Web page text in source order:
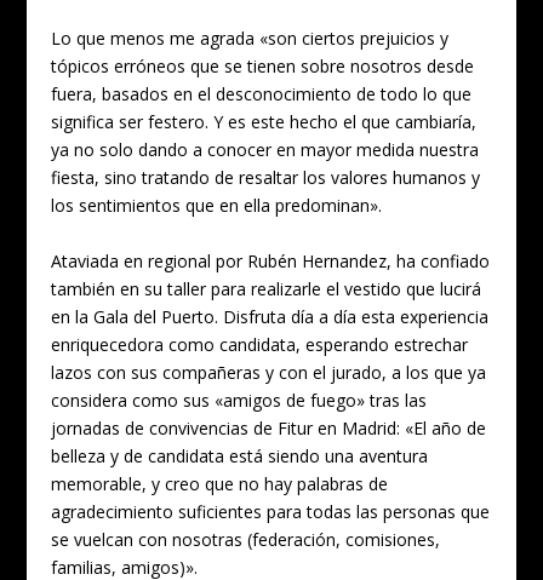
Lo que menos me agrada «son ciertos prejuicios y
tópicos erróneos que se tienen sobre nosotros desde
fuera, basados en el desconocimiento de todo lo que
significa ser festero. Y es este hecho el que cambiaría,
ya no solo dando a conocer en mayor medida nuestra
fiesta, sino tratando de resaltar los valores humanos y
los sentimientos que en ella predominan».
Ataviada en regional por Rubén Hernandez, ha confiado
también en su taller para realizarle el vestido que lucirá
en la Gala del Puerto. Disfruta día a día esta experiencia
enriquecedora como candidata, esperando estrechar
lazos con sus compañeras y con el jurado, a los que ya
considera como sus «amigos de fuego» tras las
jornadas de convivencias de Fitur en Madrid: «El año de
belleza y de candidata está siendo una aventura
memorable, y creo que no hay palabras de
agradecimiento suficientes para todas las personas que
se vuelcan con nosotras (federación, comisiones,
familias, amigos)».